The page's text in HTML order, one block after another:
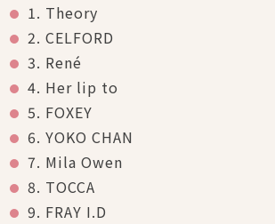
1. Theory
2. CELFORD
3. René
4. Her lip to
5. FOXEY
6. YOKO CHAN
7. Mila Owen
8. TOCCA
9. FRAY I.D